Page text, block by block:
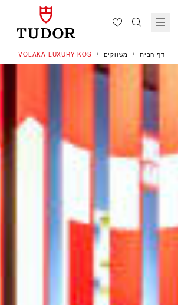
דף הבית משווקים ‭VOLAKA LUXURY KOS‬